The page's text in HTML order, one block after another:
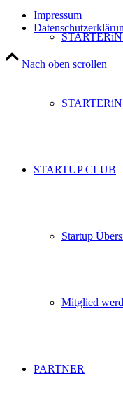
STARTERiN
STARTUP CLUB
Startup
Mitglied
PARTNER
Impressum
Nach oben scrollen